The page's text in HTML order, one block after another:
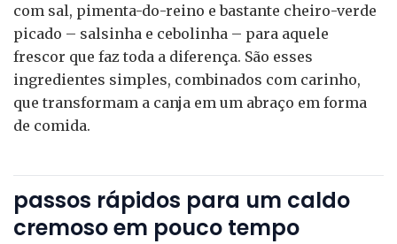
com sal, pimenta-do-reino e bastante cheiro-verde
picado – salsinha e cebolinha – para aquele
frescor que faz toda a diferença. São esses
ingredientes simples, combinados com carinho,
que transformam a canja em um abraço em forma
de comida.
passos rápidos para um caldo
cremoso em pouco tempo